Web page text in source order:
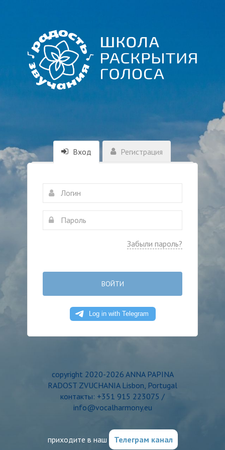
Вход Регистрация
Забыли пароль?
ВОЙТИ
copyright 2020-2026 ANNA PAPINA
RADOST ZVUCHANIA Lisbon, Portugal
контакты: +351 915 223075 /
info@vocalharmony.eu
приходите в наш Телеграм канал